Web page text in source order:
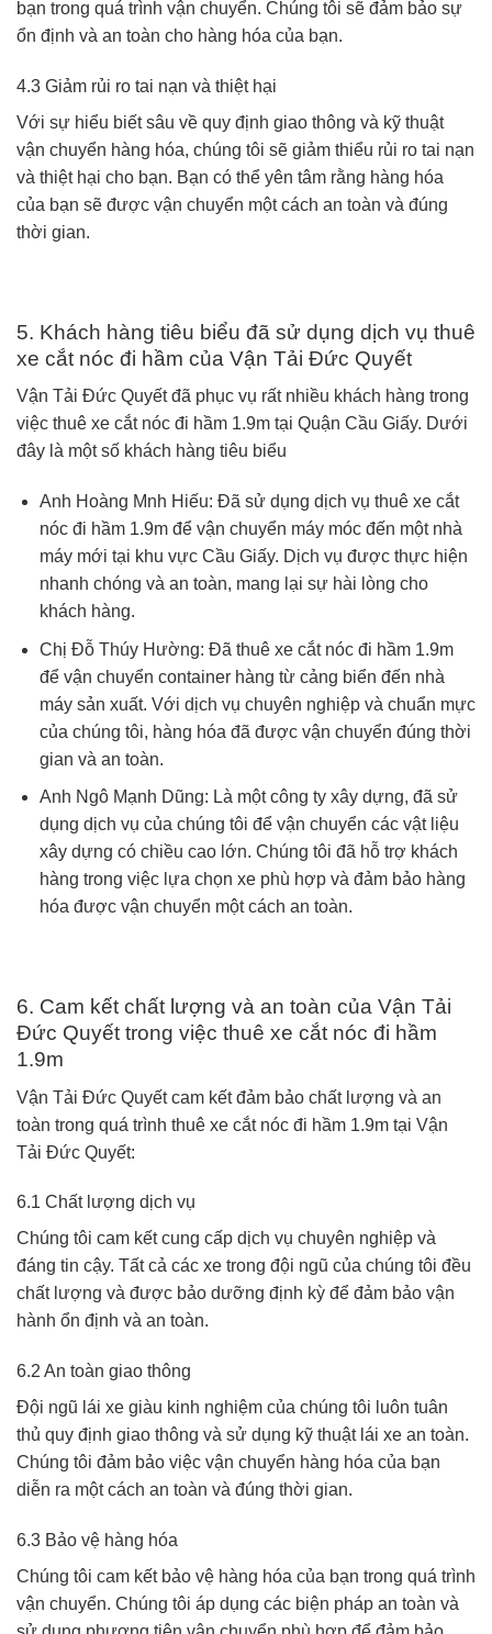
bạn trong quá trình vận chuyển. Chúng tôi sẽ đảm bảo sự
ổn định và an toàn cho hàng hóa của bạn.
4.3 Giảm rủi ro tai nạn và thiệt hại
Với sự hiểu biết sâu về quy định giao thông và kỹ thuật
vận chuyển hàng hóa, chúng tôi sẽ giảm thiểu rủi ro tai nạn
và thiệt hại cho bạn. Bạn có thể yên tâm rằng hàng hóa
của bạn sẽ được vận chuyển một cách an toàn và đúng
thời gian.
5. Khách hàng tiêu biểu đã sử dụng dịch vụ thuê
xe cắt nóc đi hầm của Vận Tải Đức Quyết
Vận Tải Đức Quyết đã phục vụ rất nhiều khách hàng trong
việc thuê xe cắt nóc đi hầm 1.9m tại Quận Cầu Giấy. Dưới
đây là một số khách hàng tiêu biểu
Anh Hoàng Mnh Hiếu: Đã sử dụng dịch vụ thuê xe cắt
nóc đi hầm 1.9m để vận chuyển máy móc đến một nhà
máy mới tại khu vực Cầu Giấy. Dịch vụ được thực hiện
nhanh chóng và an toàn, mang lại sự hài lòng cho
khách hàng.
Chị Đỗ Thúy Hường: Đã thuê xe cắt nóc đi hầm 1.9m
để vận chuyển container hàng từ cảng biển đến nhà
máy sản xuất. Với dịch vụ chuyên nghiệp và chuẩn mực
của chúng tôi, hàng hóa đã được vận chuyển đúng thời
gian và an toàn.
Anh Ngô Mạnh Dũng: Là một công ty xây dựng, đã sử
dụng dịch vụ của chúng tôi để vận chuyển các vật liệu
xây dựng có chiều cao lớn. Chúng tôi đã hỗ trợ khách
hàng trong việc lựa chọn xe phù hợp và đảm bảo hàng
hóa được vận chuyển một cách an toàn.
6. Cam kết chất lượng và an toàn của Vận Tải
Đức Quyết trong việc thuê xe cắt nóc đi hầm
1.9m
Vận Tải Đức Quyết cam kết đảm bảo chất lượng và an
toàn trong quá trình thuê xe cắt nóc đi hầm 1.9m tại Vận
Tải Đức Quyết:
6.1 Chất lượng dịch vụ
Chúng tôi cam kết cung cấp dịch vụ chuyên nghiệp và
đáng tin cậy. Tất cả các xe trong đội ngũ của chúng tôi đều
chất lượng và được bảo dưỡng định kỳ để đảm bảo vận
hành ổn định và an toàn.
6.2 An toàn giao thông
Đội ngũ lái xe giàu kinh nghiệm của chúng tôi luôn tuân
thủ quy định giao thông và sử dụng kỹ thuật lái xe an toàn.
Chúng tôi đảm bảo việc vận chuyển hàng hóa của bạn
diễn ra một cách an toàn và đúng thời gian.
6.3 Bảo vệ hàng hóa
Chúng tôi cam kết bảo vệ hàng hóa của bạn trong quá trình
vận chuyển. Chúng tôi áp dụng các biện pháp an toàn và